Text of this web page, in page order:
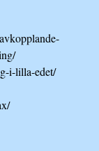
i-lilla-edet/